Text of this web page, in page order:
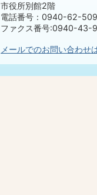
市役所別館2階
電話番号：0940-62-
ファクス番号:0940-43-
メールでのお問い合わせ